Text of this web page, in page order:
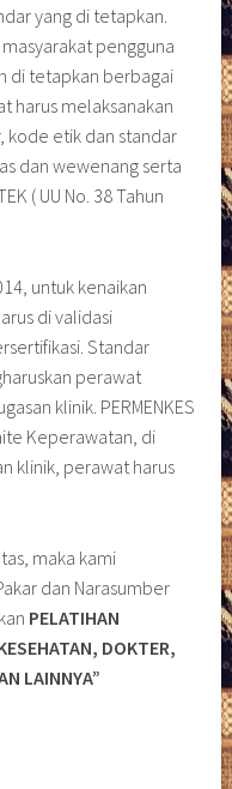
yang di tetapkan.
pengguna
di tetapkan berbagai
harus melaksanakan
kode etik dan standar
dan wewenang serta
( UU No. 38 Tahun
untuk kenaikan
di validasi
Standar
perawat
klinik. PERMENKES
Keperawatan, di
klinik, perawat harus
maka kami
dan Narasumber
PELATIHAN
DOKTER,
LAINNYA”